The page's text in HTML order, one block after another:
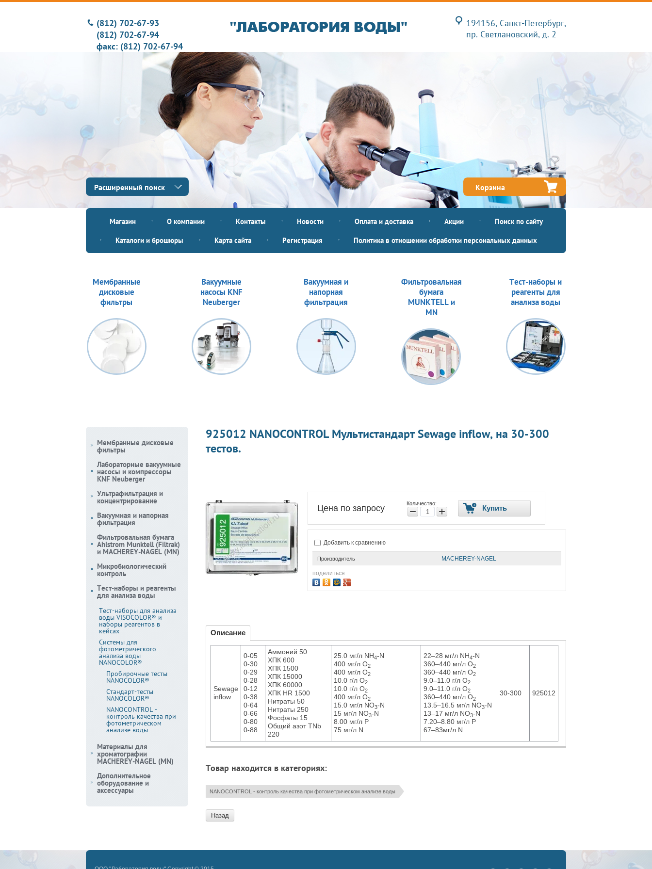
(812) 702-67-93
(812) 702-67-94
факс: (812) 702-67-94
194156, Санкт-Петербург,
пр. Светлановский, д. 2
Расширенный поиск Корзина
Магазин О компании Контакты Новости Оплата и доставка Акции Поиск по сайту
Каталоги и брошюры Карта сайта Регистрация Политика в отношении обработки персональных данных
Мембранные
дисковые
фильтры
Вакуумные
насосы KNF
Neuberger
Вакуумная и
напорная
фильтрация
Фильтровальная
бумага
MUNKTELL и
MN
Тест-наборы и
реагенты для
анализа воды
925012 NANOCONTROL Мультистандарт Sewage inflow, на 30-300
тестов.
Цена по запросу Количество:
− + Купить
Добавить к сравнению
Производитель MACHEREY-NAGEL
поделиться
Описание
Sewage
inflow
0-05
0-30
0-29
0-28
0-12
0-38
0-64
0-66
0-80
0-88
Аммоний 50
ХПК 600
ХПК 1500
ХПК 15000
ХПК 60000
ХПК HR 1500
Нитраты 50
Нитраты 250
Фосфаты 15
Общий азот TNb
220
25.0 мг/л NH4-N
400 мг/л O2
400 мг/л O2
10.0 г/л O2
10.0 г/л O2
400 мг/л O2
15.0 мг/л NO3-N
15 мг/л NO3-N
8.00 мг/л P
75 мг/л N
22–28 мг/л NH4-N
360–440 мг/л O2
360–440 мг/л O2
9.0–11.0 г/л O2
9.0–11.0 г/л O2
360–440 мг/л O2
13.5–16.5 мг/л NO3-N
13–17 мг/л NO3-N
7.20–8.80 мг/л P
67–83мг/л N
30-300 925012
Товар находится в категориях:
NANOCONTROL - контроль качества при фотометрическом анализе воды
Назад
Мембранные дисковые
фильтры
Лабораторные вакуумные
насосы и компрессоры
KNF Neuberger
Ультрафильтрация и
концентрирование
Вакуумная и напорная
фильтрация
Фильтровальная бумага
Ahlstrom Munktell (Filtrak)
и MACHEREY-NAGEL (MN)
Микробиологический
контроль
Тест-наборы и реагенты
для анализа воды
Тест-наборы для анализа
воды VISOCOLOR® и
наборы реагентов в
кейсах
Системы для
фотометрического
анализа воды
NANOCOLOR®
Пробирочные тесты
NANOCOLOR®
Стандарт-тесты
NANOCOLOR®
NANOCONTROL -
контроль качества при
фотометрическом
анализе воды
Материалы для
хроматографии
MACHEREY-NAGEL (MN)
Дополнительное
оборудование и
аксессуары